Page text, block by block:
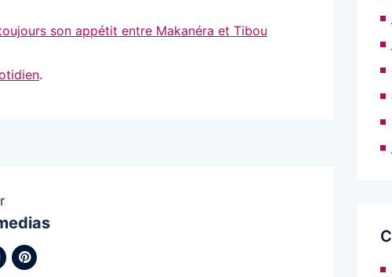
son appétit entre Makanéra et Tibou
.